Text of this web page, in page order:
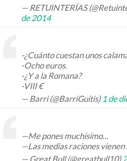
— RETUINTERÍAS
de 2014
-¿Cuánto cuestan unos
-Ocho euros.
-¿Y a la Romana?
-VIII €
— Barri (@BarriGuitis) 1 de
—Me pones muchísimo...
—Las medias raciones vienen
— Great Bull (@greatbull10)